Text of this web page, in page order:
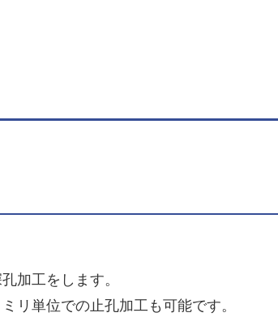
加工をします。
リ単位での止孔加工も可能です。